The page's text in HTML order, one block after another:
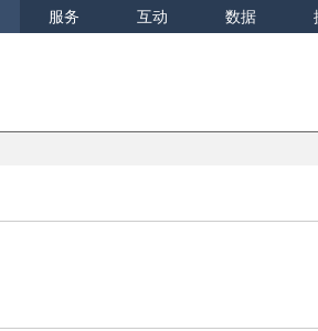
服务 互动 数据